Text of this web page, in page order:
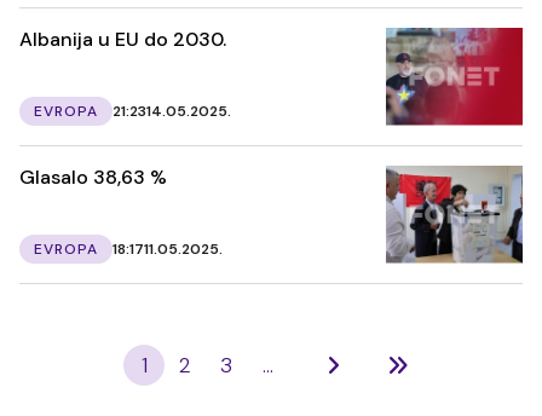
Albanija u EU do 2030.
EVROPA 21:2314.05.2025.
Glasalo 38,63 %
EVROPA 18:1711.05.2025.
1 2 3 ...